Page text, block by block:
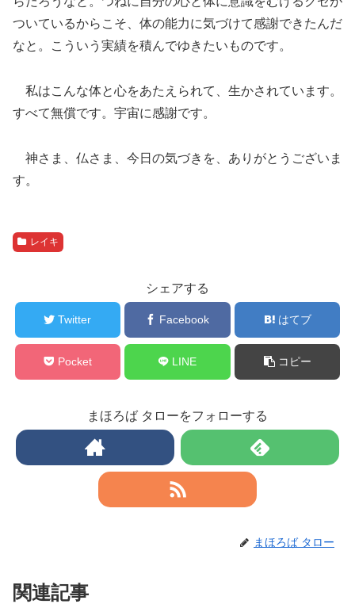
ついているからこそ、体の能力に気づけて感謝できたんだ
なと。こういう実績を積んでゆきたいものです。
私はこんな体と心をあたえられて、生かされています。
すべて無償です。宇宙に感謝です。
神さま、仏さま、今日の気づきを、ありがとうございま
す。
レイキ
シェアする
Twitter Facebook はてブ
Pocket LINE コピー
まほろば タローをフォローする
まほろば タロー
関連記事